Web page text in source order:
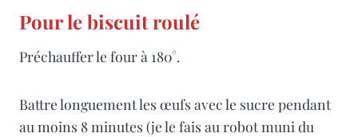
Pour le biscuit roulé
Préchauffer le four à 180°.
Battre longuement les œufs avec le sucre pendant
au moins 8 minutes (je le fais au robot muni du